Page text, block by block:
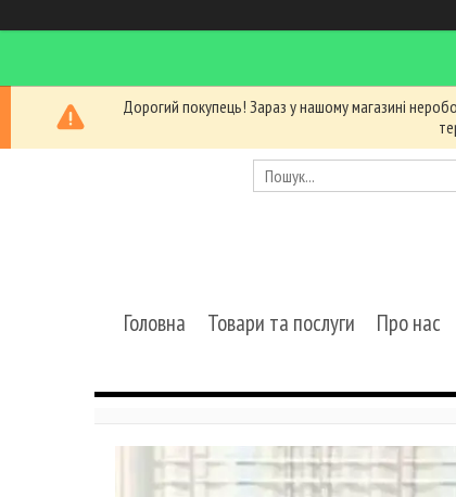
Дорогий покупець! Зараз у нашому магазині
Головна Товари та послуги Про нас